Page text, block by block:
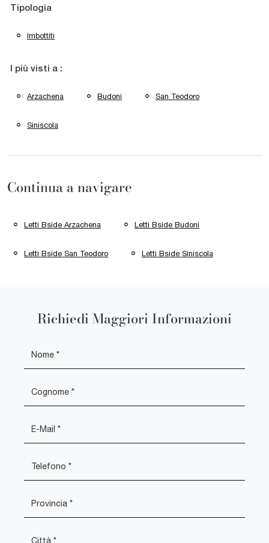
Tipologia
Imbottiti
I più visti a :
Arzachena Budoni San Teodoro
Siniscola
Continua a navigare
Letti Bside Arzachena Letti Bside Budoni
Letti Bside San Teodoro Letti Bside Siniscola
Richiedi Maggiori Informazioni